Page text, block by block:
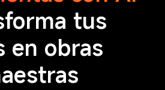
tus
en obras